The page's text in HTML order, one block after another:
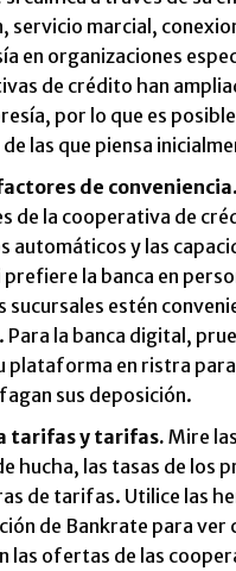
servicio marcial,
en organizaciones
de crédito han
por lo que es
las que piensa
de conveniencia.
de la cooperativa de
automáticos y las
la banca en
sucursales estén
Para la banca digital,
plataforma en ristra
sus deposición.
tarifas y tarifas. Mire
hucha, las tasas de los
de tarifas. Utilice las
de Bankrate para ver
las ofertas de las